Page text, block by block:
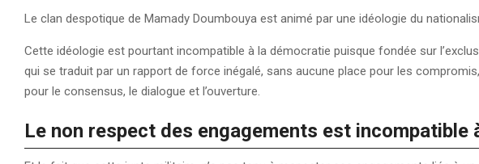
Le clan despotique de Mamady Doumbouya est animé par une idéologie du
Cette idéologie est pourtant incompatible à la démocratie puisque fondée sur
qui se traduit par un rapport de force inégalé, sans aucune place pour les
pour le consensus, le dialogue et l’ouverture.
Le non respect des engagements est incompatible